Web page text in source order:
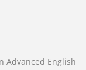
Advanced English